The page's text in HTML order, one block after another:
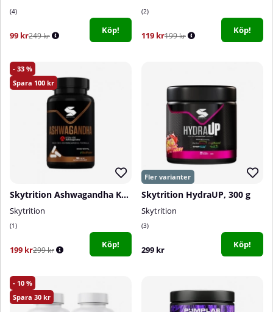
4
99 kr249 kr
Köp!
2
119 kr199 kr
Köp!
33
100
Skytrition Ashwagandha KSM-66, 90 caps
Skytrition
1
199 kr299 kr
Köp!
Skytrition HydraUP, 300 g
Skytrition
3
299 kr Köp!
10
30